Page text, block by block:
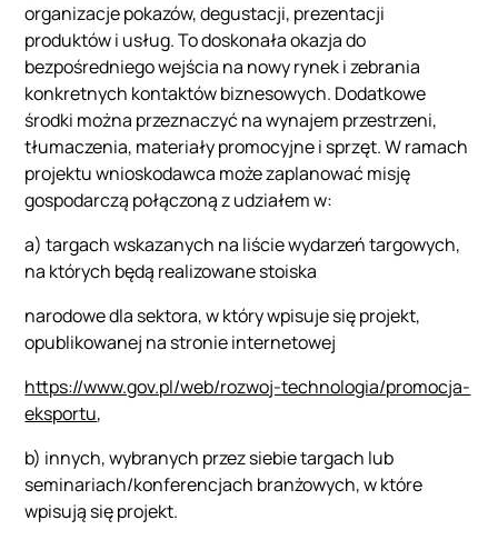
organizacje pokazów, degustacji, prezentacji
produktów i usług. To doskonała okazja do
bezpośredniego wejścia na nowy rynek i zebrania
konkretnych kontaktów biznesowych. Dodatkowe
środki można przeznaczyć na wynajem przestrzeni,
tłumaczenia, materiały promocyjne i sprzęt. W ramach
projektu wnioskodawca może zaplanować misję
gospodarczą połączoną z udziałem w:
a) targach wskazanych na liście wydarzeń targowych,
na których będą realizowane stoiska
narodowe dla sektora, w który wpisuje się projekt,
opublikowanej na stronie internetowej
https://www.gov.pl/web/rozwoj-technologia/promocja-
eksportu,
b) innych, wybranych przez siebie targach lub
seminariach/konferencjach branżowych, w które
wpisują się projekt.